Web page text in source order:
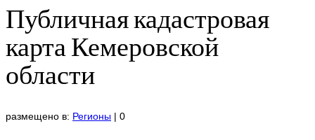
Публичная кадастровая
карта Кемеровской
области
размещено в: Регионы | 0